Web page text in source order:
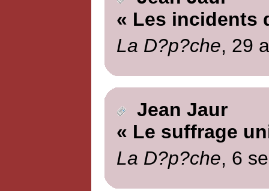
« Les incidents
La D?p?che, 29
Jean Jaur
« Le suffrage
La D?p?che, 6